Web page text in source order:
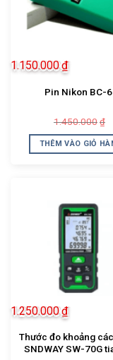
Pin Nikon BC-
1.450.000 ₫
1.150.000₫
THÊM VÀO GIỎ
Thước đo khoảng
SNDWAY SW-70G
1.250.000₫